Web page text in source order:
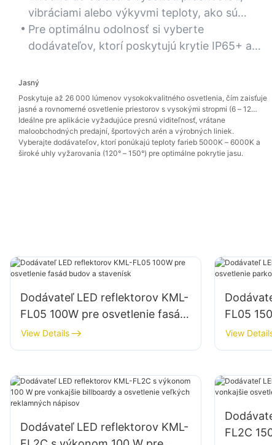
náročných priemyselných prostrediach.
vibráciami alebo výkyvmi teploty, ako sú
výrobné závody alebo vonkajšie priestory pod
strechami.
Pre optimálnu odolnosť si vyberte
dodávateľov, ktorí poskytujú krytie IP65+ a
Jasný
Poskytuje až 26 000 lúmenov vysokokvalitného osvetlenia, čím zaisťuje
jasné a rovnomerné osvetlenie priestorov s vysokými stropmi (6 – 12
metrov).
Ideálne pre aplikácie vyžadujúce presnú viditeľnosť, vrátane
maloobchodných predajní, športových arén a výrobných liniek.
Vyberajte dodávateľov, ktorí ponúkajú teploty farieb 5000K – 6000K a
široké uhly vyžarovania (120° – 150°) pre optimálne pokrytie jasu.
Dodávateľ LED reflektorov KML-
FL05 100W pre osvetlenie fasád
budov a stavenísk
View Details
FL05
View
Dodávateľ LED reflektorov KML-
FL2C